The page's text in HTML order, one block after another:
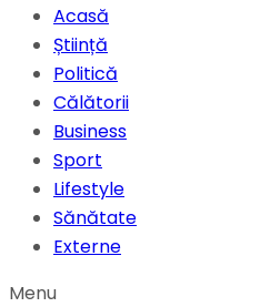
Acasă
Știință
Politică
Călătorii
Business
Sport
Lifestyle
Sănătate
Externe
Menu